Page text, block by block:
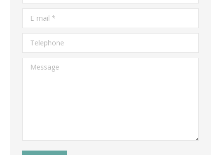
E-mail *
Telephone
Message